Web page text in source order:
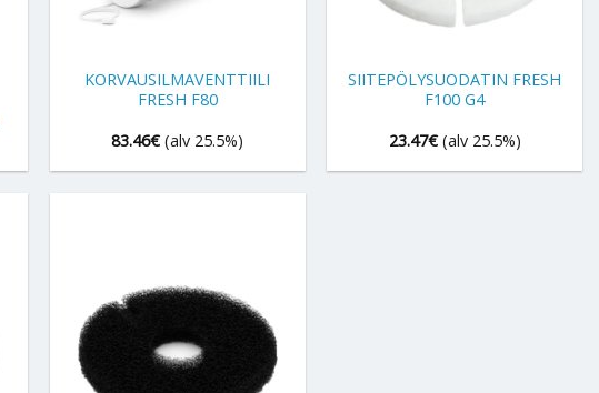
KORVAUSILMAVENTTIILI
FRESH F80
83.46€ (alv 25.5%)
SIITEPÖLYSUODATIN FRESH
F100 G4
23.47€ (alv 25.5%)